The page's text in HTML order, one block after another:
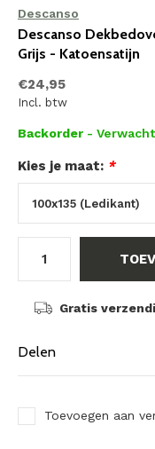
Descanso
Descanso
Grijs - Katoensatijn
€24,95
Incl. btw
Backorder -
Kies je maat: *
Gratis
Delen
Toevoegen aan